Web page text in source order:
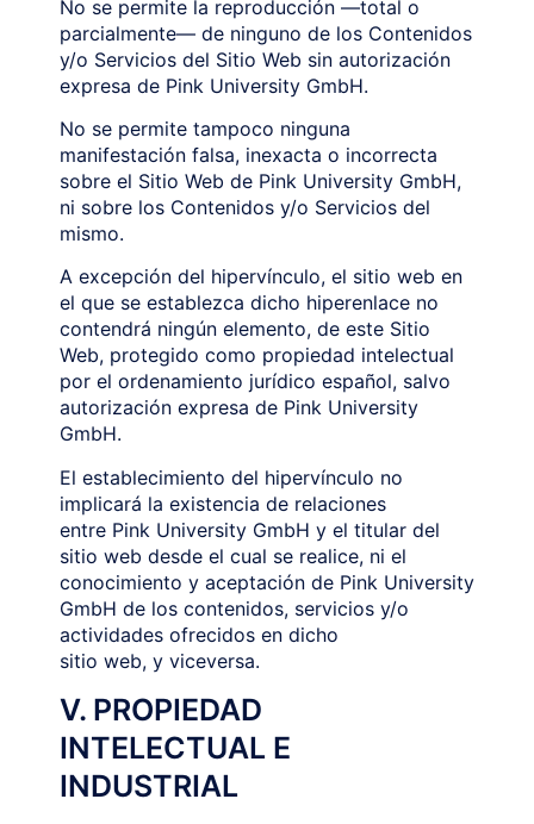
No se permite la reproducción —total o
parcialmente— de ninguno de los Contenidos
y/o Servicios del Sitio Web sin autorización
expresa de Pink University GmbH.
No se permite tampoco ninguna
manifestación falsa, inexacta o incorrecta
sobre el Sitio Web de Pink University GmbH,
ni sobre los Contenidos y/o Servicios del
mismo.
A excepción del hipervínculo, el sitio web en
el que se establezca dicho hiperenlace no
contendrá ningún elemento, de este Sitio
Web, protegido como propiedad intelectual
por el ordenamiento jurídico español, salvo
autorización expresa de Pink University
GmbH.
El establecimiento del hipervínculo no
implicará la existencia de relaciones
entre Pink University GmbH y el titular del
sitio web desde el cual se realice, ni el
conocimiento y aceptación de Pink University
GmbH de los contenidos, servicios y/o
actividades ofrecidos en dicho
sitio web, y viceversa.
V. PROPIEDAD
INTELECTUAL E
INDUSTRIAL